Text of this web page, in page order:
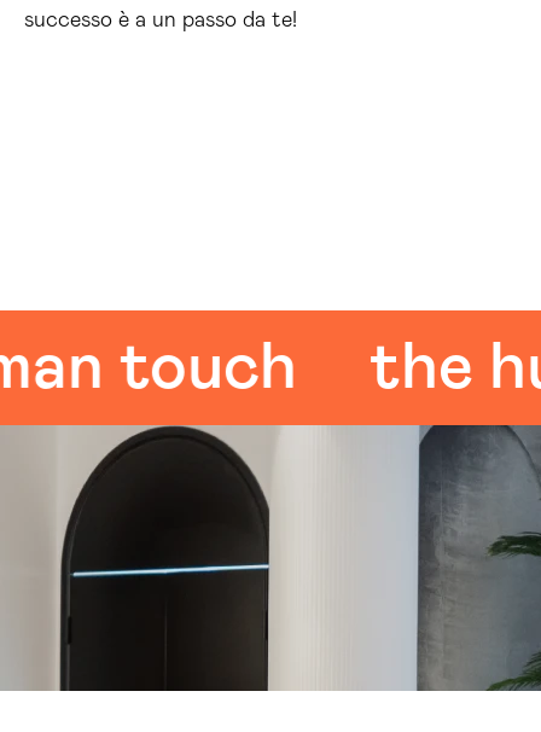
successo è a un passo da te!
the